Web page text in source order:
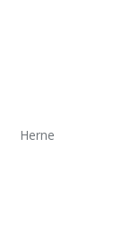
Herne